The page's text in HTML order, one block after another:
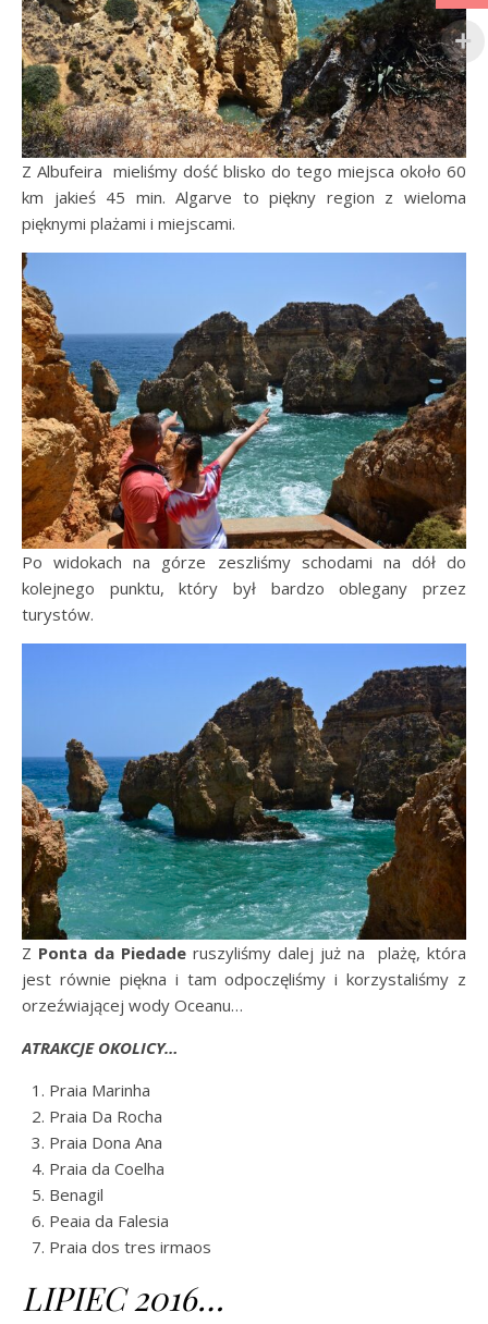
Z Albufeira mieliśmy dość blisko do tego miejsca około 60
km jakieś 45 min. Algarve to piękny region z wieloma
pięknymi plażami i miejscami.
Po widokach na górze zeszliśmy schodami na dół do
kolejnego punktu, który był bardzo oblegany przez
turystów.
Z Ponta da Piedade ruszyliśmy dalej już na plażę, która
jest równie piękna i tam odpoczęliśmy i korzystaliśmy z
orzeźwiającej wody Oceanu…
ATRAKCJE OKOLICY…
Praia Marinha
Praia Da Rocha
Praia Dona Ana
Praia da Coelha
Benagil
Peaia da Falesia
Praia dos tres irmaos
LIPIEC 2016…